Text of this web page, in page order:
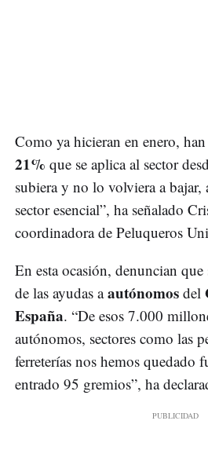
Como ya hicieran en enero,
21% que se aplica al sector
subiera y no lo volviera a bajar,
sector esencial”, ha señalado
coordinadora de Peluqueros
En esta ocasión, denuncian
de las ayudas aautónomos del
España. “De esos 7.000
autónomos, sectores como las
ferreterías nos hemos quedado
entrado 95 gremios”, ha